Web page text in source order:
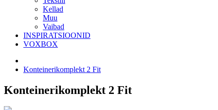
Kellad
Muu
Vaibad
INSPIRATSIOONID
VOXBOX
Konteinerikomplekt 2 Fit
Konteinerikomplekt 2 Fit